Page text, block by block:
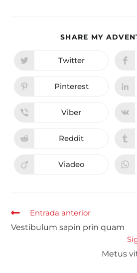
SHARE MY
Twitter
Pinterest
Viber
Reddit
Viadeo
Entrada anterior
Vestibulum sapin prin quam
Metus